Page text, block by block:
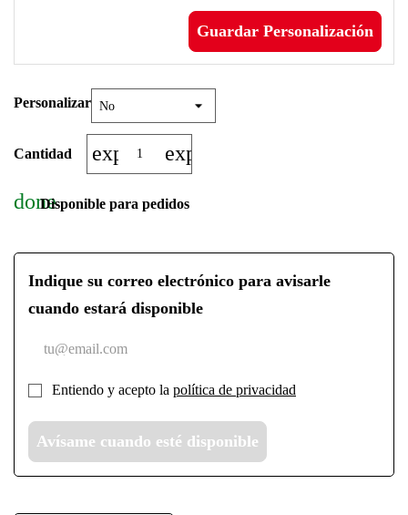
Guardar Personalización
Personalizar
Cantidad expand_moreexpand_less
doneDisponible para pedidos
Indique su correo electrónico para avisarle
cuando estará disponible
Entiendo y acepto la política de privacidad
Avísame cuando esté disponible